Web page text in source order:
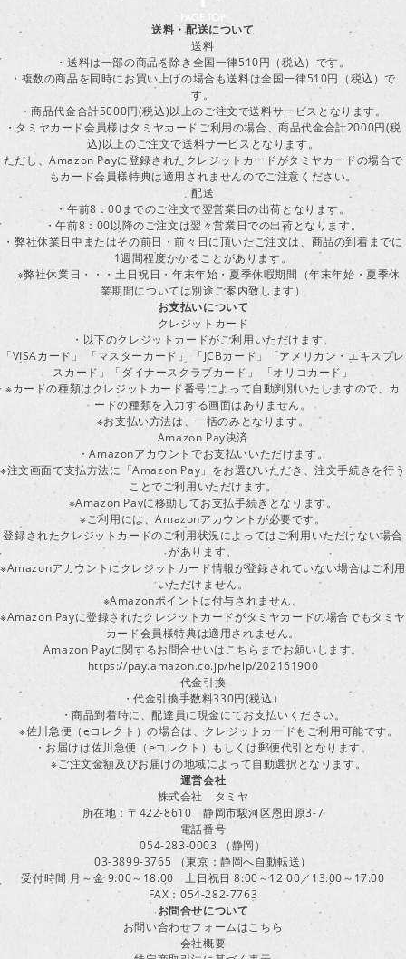
送料・配送について
送料
・送料は一部の商品を除き全国一律510円（税込）です。
・複数の商品を同時にお買い上げの場合も送料は全国一律510円（税込）で
す。
・商品代金合計5000円(税込)以上のご注文で送料サービスとなります。
・タミヤカード会員様はタミヤカードご利用の場合、商品代金合計2000円(税
込)以上のご注文で送料サービスとなります。
ただし、Amazon Payに登録されたクレジットカードがタミヤカードの場合で
もカード会員様特典は適用されませんのでご注意ください。
配送
・午前8：00までのご注文で翌営業日の出荷となります。
・午前8：00以降のご注文は翌々営業日での出荷となります。
・弊社休業日中またはその前日・前々日に頂いたご注文は、商品の到着までに
1週間程度かかることがあります。
※弊社休業日・・・土日祝日・年末年始・夏季休暇期間（年末年始・夏季休
業期間については別途ご案内致します）
お支払いについて
クレジットカード
・以下のクレジットカードがご利用いただけます。
「VISAカード」 「マスターカード」 「JCBカード」「アメリカン・エキスプレ
スカード」「ダイナースクラブカード」 「オリコカード」
※カードの種類はクレジットカード番号によって自動判別いたしますので、カ
ードの種類を入力する画面はありません。
※お支払い方法は、一括のみとなります。
Amazon Pay決済
・Amazonアカウントでお支払いいただけます。
※注文画面で支払方法に「Amazon Pay」をお選びいただき、注文手続きを行う
ことでご利用いただけます。
※Amazon Payに移動してお支払手続きとなります。
※ご利用には、Amazonアカウントが必要です。
登録されたクレジットカードのご利用状況によってはご利用いただけない場合
があります。
※Amazonアカウントにクレジットカード情報が登録されていない場合はご利用
いただけません。
※Amazonポイントは付与されません。
※Amazon Payに登録されたクレジットカードがタミヤカードの場合でもタミヤ
カード会員様特典は適用されません。
Amazon Payに関するお問合せいはこちらまでお願いします。
https://pay.amazon.co.jp/help/202161900
代金引換
・代金引換手数料330円(税込）
・商品到着時に、配達員に現金にてお支払いください。
※佐川急便（eコレクト）の場合は、クレジットカードもご利用可能です。
・お届けは佐川急便（eコレクト）もしくは郵便代引となります。
※ご注文金額及びお届けの地域によって自動選択となります。
運営会社
株式会社 タミヤ
所在地：〒422-8610 静岡市駿河区恩田原3-7
電話番号
054-283-0003 （静岡）
03-3899-3765 （東京：静岡へ自動転送）
受付時間 月～金 9:00～18:00 土日祝日 8:00～12:00／13:00～17:00
FAX：054-282-7763
お問合せについて
お問い合わせフォームはこちら
会社概要